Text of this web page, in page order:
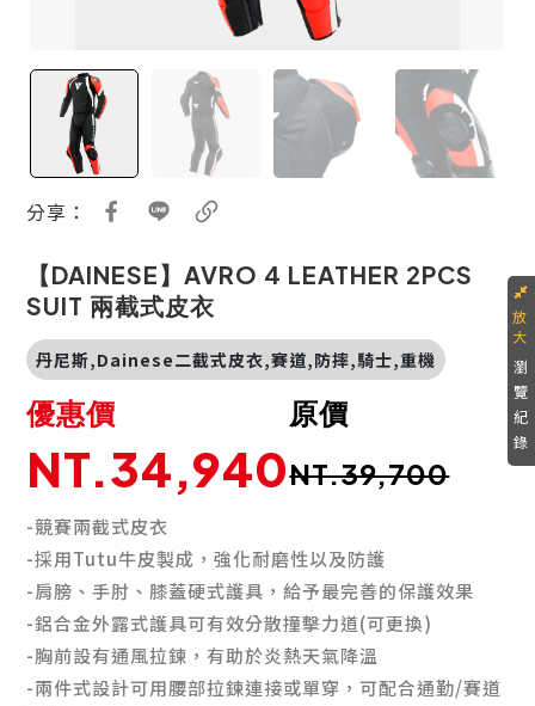
分享：
【DAINESE】AVRO 4 LEATHER 2PCS
SUIT 兩截式皮衣
丹尼斯,Dainese二截式皮衣,賽道,防摔,騎士,重機
原價
NT.39,700
優惠價
NT.34,940
-競賽兩截式皮衣
-採用Tutu牛皮製成，強化耐磨性以及防護
-肩膀、手肘、膝蓋硬式護具，給予最完善的保護效果
-鋁合金外露式護具可有效分散撞擊力道(可更換)
-胸前設有通風拉鍊，有助於炎熱天氣降溫
-兩件式設計可用腰部拉鍊連接或單穿，可配合通勤/賽道
瀏
覽
紀
錄